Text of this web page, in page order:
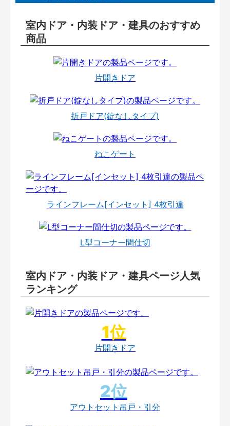
室内ドア・内装ドア・建具のおすすめ
商品
片開きドア
折戸ドア(錠なしタイプ)
ねこゲート
ラインフレーム[インセット] 4枚引違
L型コーナー間仕切
室内ドア・内装ドア・建具ページ人気
ランキング
片開きドア
アウトセット吊戸・引分